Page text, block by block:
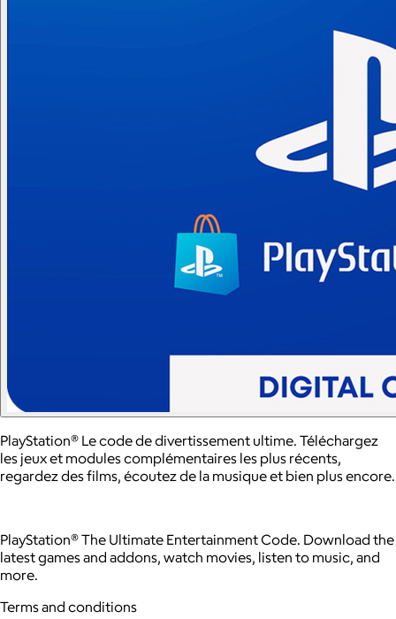
PlayStation® Le code de divertissement ultime. Téléchargez
les jeux et modules complémentaires les plus récents,
regardez des films, écoutez de la musique et bien plus encore.
PlayStation® The Ultimate Entertainment Code. Download the
latest games and addons, watch movies, listen to music, and
more.
Terms and conditions